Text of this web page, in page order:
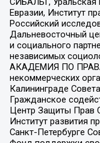
Евразии, Институт
Российский
Дальневосточный
и социального
независимых
АКАДЕМИЯ ПО
некоммерческих
Калининграде
Гражданское
Центр Защиты Прав
Институт развития
Санкт-Петербурге